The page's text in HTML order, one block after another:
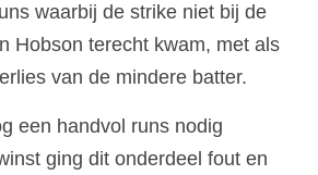
waarbij de strike niet bij de
Hobson terecht kwam, met als
van de mindere batter.
een handvol runs nodig
ging dit onderdeel fout en